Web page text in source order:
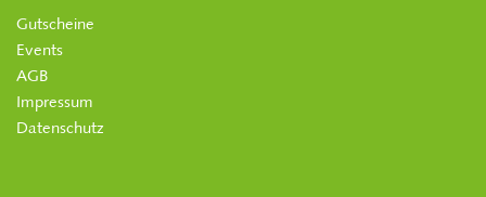
Gutscheine
Events
AGB
Impressum
Datenschutz